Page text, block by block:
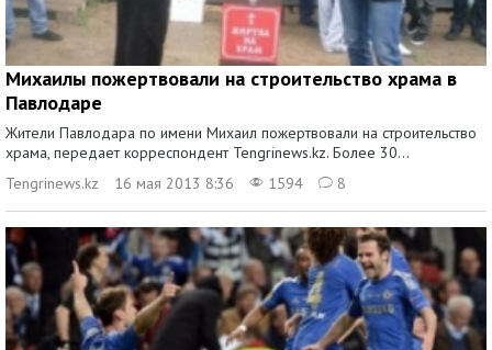
Михаилы пожертвовали на строительство храма в
Павлодаре
Жители Павлодара по имени Михаил пожертвовали на строительство
храма, передает корреспондент Tengrinews.kz. Более 30...
Tengrinews.kz
16 мая 2013 8:36 1594 8